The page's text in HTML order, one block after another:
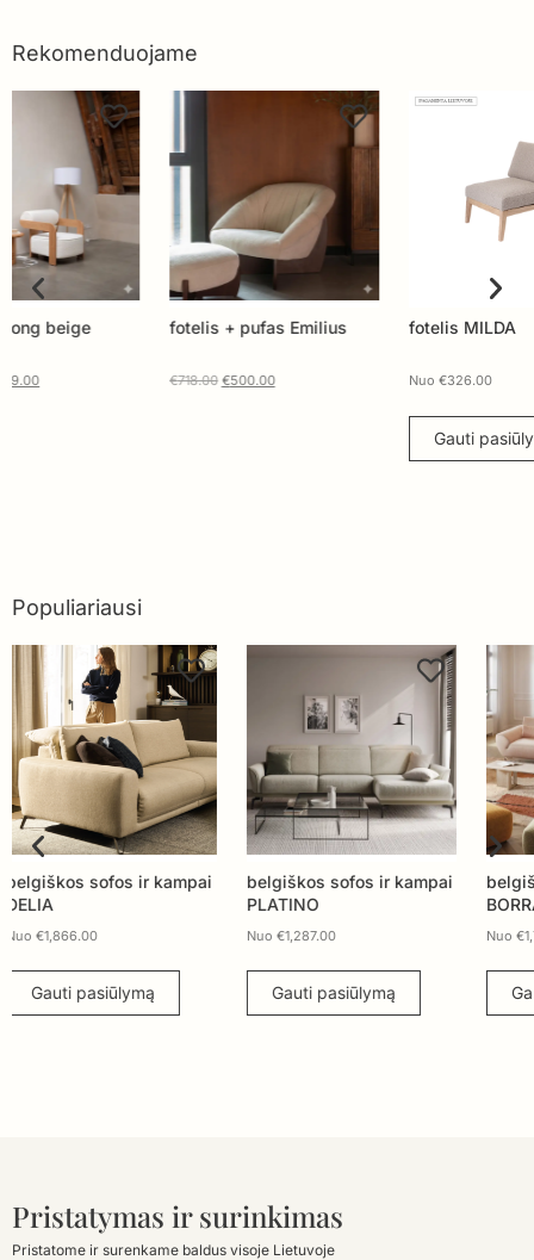
Rekomenduojame
fotelis + pufas Emilius
€718.00
fotelis MILDA
Nuo
Populiariausi
belgiškos sofos ir kampai
PLATINO
Nuo €1,287.00
Gauti pasiūlymą
belgiškos sofos ir kampai
BORRA
Nuo €1,769.00
Gauti pasiūlymą
Nuo
Pristatymas ir surinkimas
Pristatome ir surenkame baldus visoje Lietuvoje